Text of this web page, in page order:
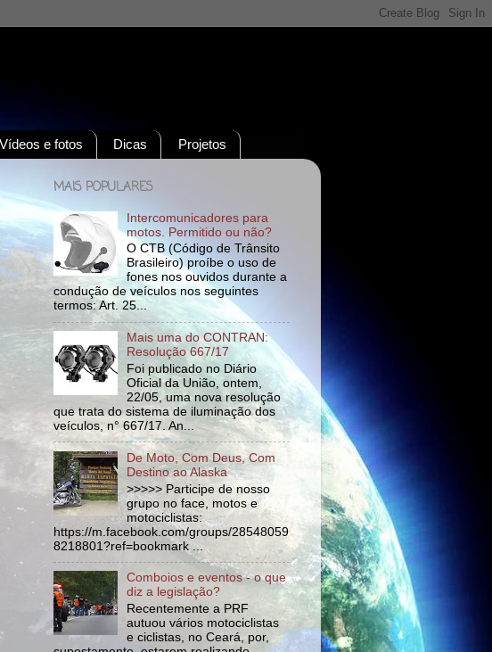
Vídeos e fotos Dicas Projetos
MAIS POPULARES
Intercomunicadores para
motos. Permitido ou não?
O CTB (Código de Trânsito
Brasileiro) proíbe o uso de
fones nos ouvidos durante a
condução de veículos nos seguintes
termos: Art. 25...
Mais uma do CONTRAN:
Resolução 667/17
Foi publicado no Diário
Oficial da União, ontem,
22/05, uma nova resolução
que trata do sistema de iluminação dos
veículos, n° 667/17. An...
De Moto, Com Deus, Com
Destino ao Alaska
>>>>> Participe de nosso
grupo no face, motos e
motociclistas:
https://m.facebook.com/groups/28548059
8218801?ref=bookmark ...
Comboios e eventos - o que
diz a legislação?
Recentemente a PRF
autuou vários motociclistas
e ciclistas, no Ceará, por,